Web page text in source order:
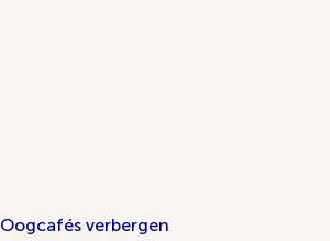
Oogcafés verbergen